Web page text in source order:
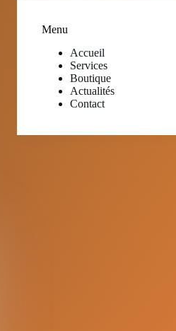
Menu
Accueil
Services
Boutique
Actualités
Contact